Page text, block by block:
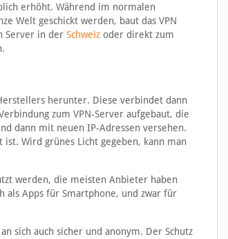
erhöht. Während im normalen
Welt geschickt werden, baut das VPN
Server in der Schweizoder direkt zum
herunter. Diese verbindet dann
zum VPN-Server aufgebaut, die
dann mit neuen IP-Adressen versehen.
Wird grünes Licht gegeben, kann man
werden, die meisten Anbieter haben
als Apps für Smartphone, und zwar für
sich auch sicher und anonym. Der Schutz